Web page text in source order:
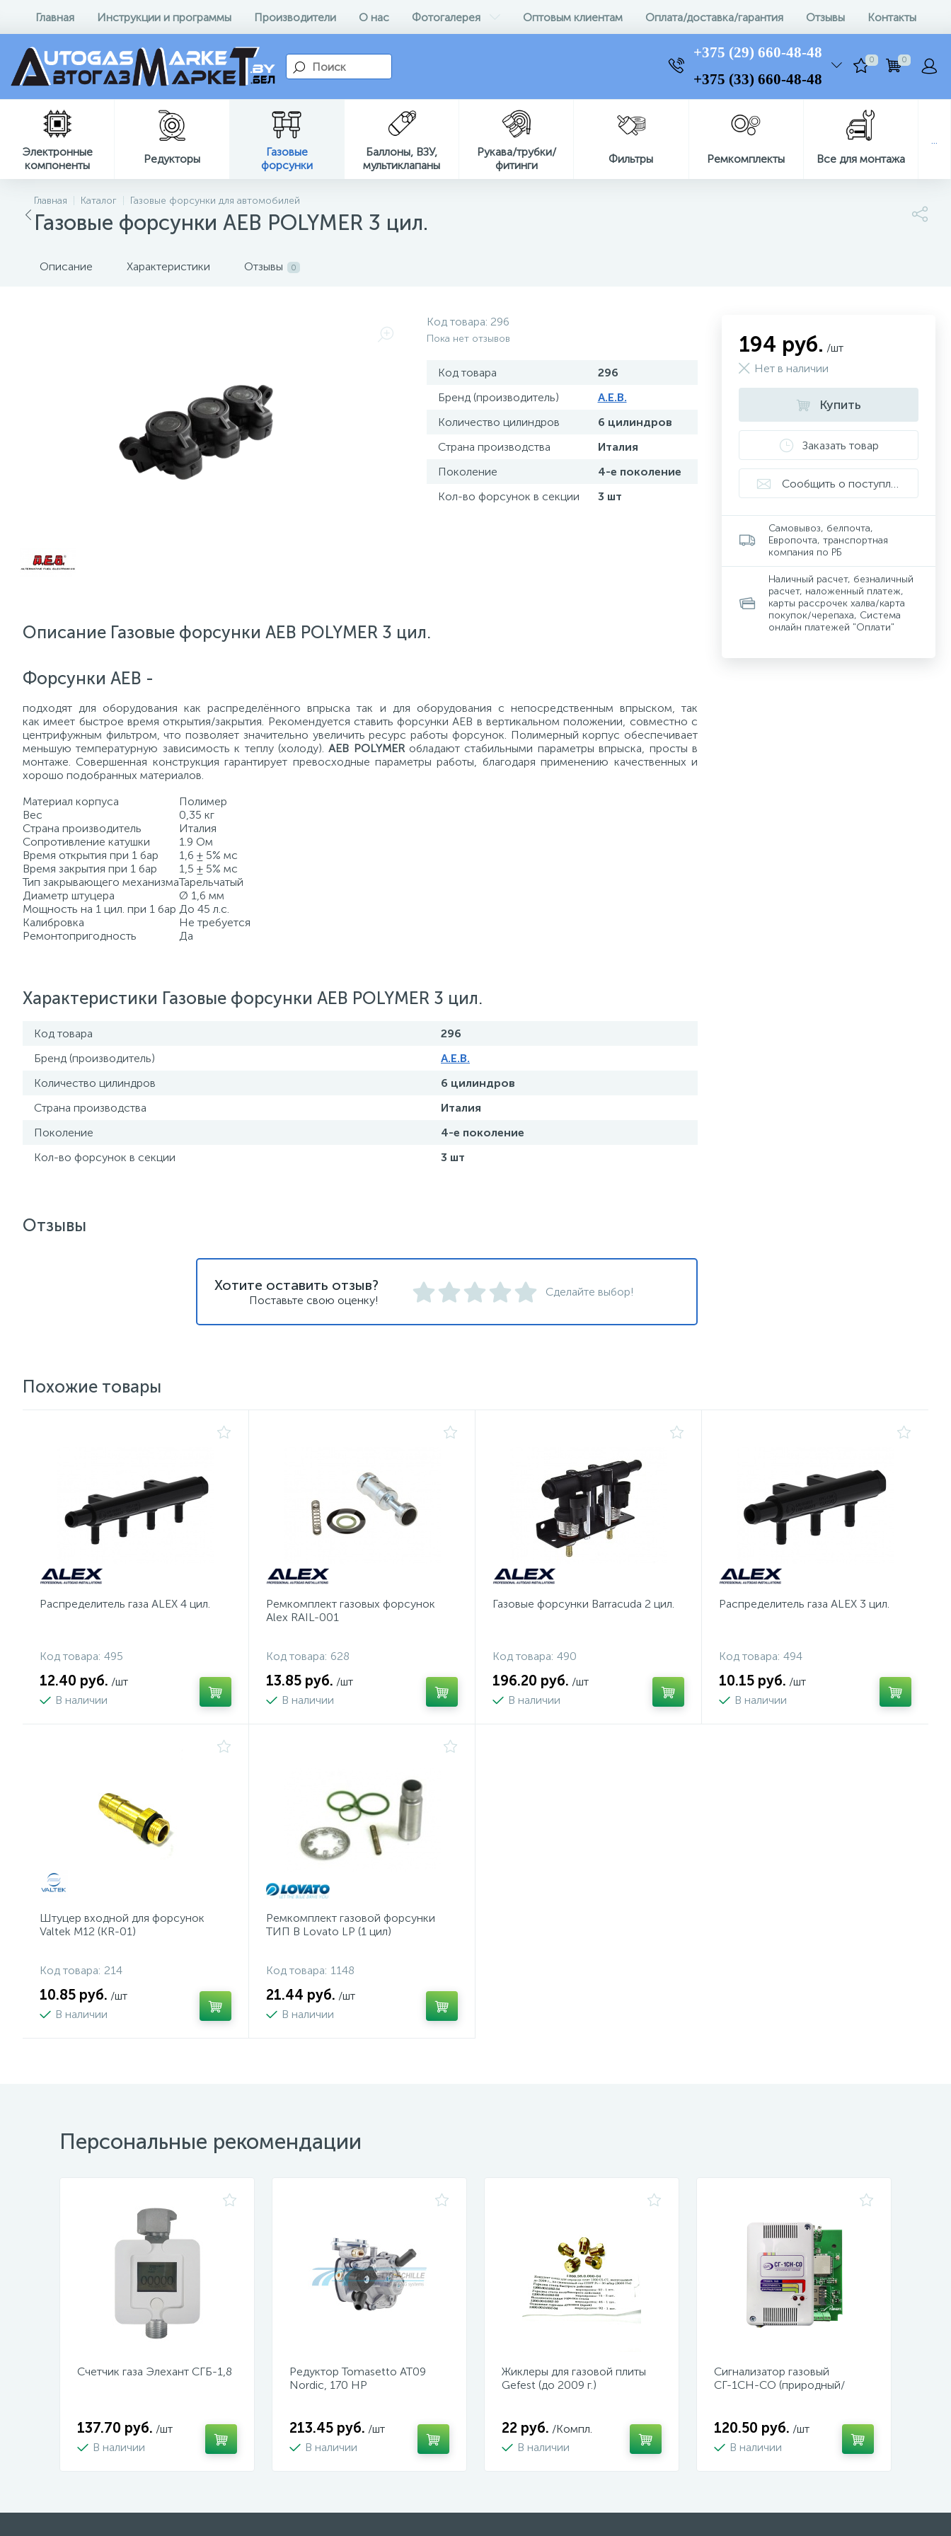
Главная Инструкции и программы Производители О нас Фотогалерея Оптовым клиентам Оплата/доставка/гарантия Отзывы Контакты
+375 (29) 660-48-48
+375 (33) 660-48-48
0 0
Электронные
компоненты
Редукторы
Газовые
форсунки
Баллоны, ВЗУ,
мультиклапаны
Рукава/трубки/
фитинги
Фильтры Ремкомплекты Все для монтажа
Главная Каталог Газовые форсунки для автомобилей
Газовые форсунки AEB POLYMER 3 цил.
Описание Характеристики Отзывы 0
Код товара: 296
Пока нет отзывов
Код товара
296
Бренд (производитель)
A.E.B.
Количество цилиндров
6 цилиндров
Страна производства
Италия
Поколение
4-е поколение
Кол-во форсунок в секции
3 шт
Описание Газовые форсунки AEB POLYMER 3 цил.
Форсунки AEB -
подходят для оборудования как распределённого впрыска так и для оборудования с непосредственным впрыском, так
как имеет быстрое время открытия/закрытия. Рекомендуется ставить форсунки AEB в вертикальном положении, совместно с
центрифужным фильтром, что позволяет значительно увеличить ресурс работы форсунок. Полимерный корпус обеспечивает
меньшую температурную зависимость к теплу (холоду).AEB POLYMERобладают стабильными параметры впрыска, просты в
монтаже. Совершенная конструкция гарантирует превосходные параметры работы, благодаря применению качественных и
хорошо подобранных материалов.
Материал корпуса
Полимер
Вес
0,35 кг
Страна производитель
Италия
Сопротивление катушки
1.9 Ом
Время открытия при 1 бар
1,6 ± 5% мс
Время закрытия при 1 бар
1,5 ± 5% мс
Тип закрывающего механизмаТарельчатый
Диаметр штуцера
Ø 1,6 мм
Мощность на 1 цил. при 1 бар До 45 л.с.
Калибровка
Не требуется
Ремонтопригодность
Да
Характеристики Газовые форсунки AEB POLYMER 3 цил.
Код товара
296
Бренд (производитель)
A.E.B.
Количество цилиндров
6 цилиндров
Страна производства
Италия
Поколение
4-е поколение
Кол-во форсунок в секции
3 шт
194 руб. /шт
Нет в наличии
Купить
Заказать товар
Сообщить о поступлении
Самовывоз, белпочта,
Европочта, транспортная
компания по РБ
Наличный расчет, безналичный
расчет, наложенный платеж,
карты рассрочек халва/карта
покупок/черепаха, Система
онлайн платежей "Оплати"
Отзывы
Хотите оставить отзыв?
Поставьте свою оценку!
Сделайте выбор!
Похожие товары
Распределитель газа ALEX 4 цил.
Код товара: 495
12.40 руб. /шт
В наличии
Ремкомплект газовых форсунок
Alex RAIL-001
Код товара: 628
13.85 руб. /шт
В наличии
Газовые форсунки Barracuda 2 цил.
Код товара: 490
196.20 руб. /шт
В наличии
Распределитель газа ALEX 3 цил.
Код товара: 494
10.15 руб. /шт
В наличии
Штуцер входной для форсунок
Valtek М12 (KR-01)
Код товара: 214
10.85 руб. /шт
В наличии
Ремкомплект газовой форсунки
ТИП B Lovato LP (1 цил)
Код товара: 1148
21.44 руб. /шт
В наличии
Персональные рекомендации
Счетчик газа Элехант СГБ-1,8
137.70 руб. /шт
В наличии
Редуктор Tomasetto AT09
Nordic, 170 HP
213.45 руб. /шт
В наличии
Жиклеры для газовой плиты
Gefest (до 2009 г.)
22 руб. /Компл.
В наличии
Сигнализатор газовый
СГ-1СН-СО (природный/
120.50 руб. /шт
В наличии